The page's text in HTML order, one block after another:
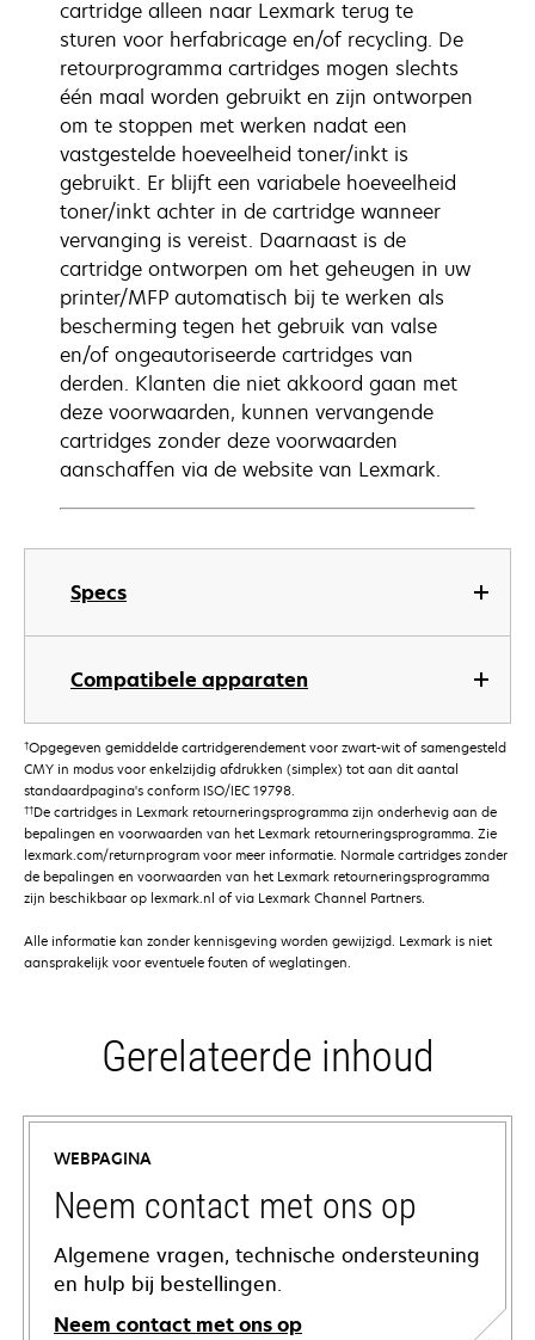
Specs
Compatibele apparaten
cartridge alleen naar Lexmark terug te
sturen voor herfabricage en/of recycling. De
retourprogramma cartridges mogen slechts
één maal worden gebruikt en zijn ontworpen
om te stoppen met werken nadat een
vastgestelde hoeveelheid toner/inkt is
gebruikt. Er blijft een variabele hoeveelheid
toner/inkt achter in de cartridge wanneer
vervanging is vereist. Daarnaast is de
cartridge ontworpen om het geheugen in uw
printer/MFP automatisch bij te werken als
bescherming tegen het gebruik van valse
en/of ongeautoriseerde cartridges van
derden. Klanten die niet akkoord gaan met
deze voorwaarden, kunnen vervangende
cartridges zonder deze voorwaarden
aanschaffen via de website van Lexmark.
†Opgegeven gemiddelde cartridgerendement voor zwart-wit of samengesteld
CMY in modus voor enkelzijdig afdrukken (simplex) tot aan dit aantal
standaardpagina's conform ISO/IEC 19798.
††De cartridges in Lexmark retourneringsprogramma zijn onderhevig aan de
bepalingen en voorwaarden van het Lexmark retourneringsprogramma. Zie
lexmark.com/returnprogram voor meer informatie. Normale cartridges zonder
de bepalingen en voorwaarden van het Lexmark retourneringsprogramma
zijn beschikbaar op lexmark.nl of via Lexmark Channel Partners.
Alle informatie kan zonder kennisgeving worden gewijzigd. Lexmark is niet
aansprakelijk voor eventuele fouten of weglatingen.
Gerelateerde inhoud
WEBPAGINA
Neem contact met ons op
Algemene vragen, technische ondersteuning
en hulp bij bestellingen.
Neem contact met ons op